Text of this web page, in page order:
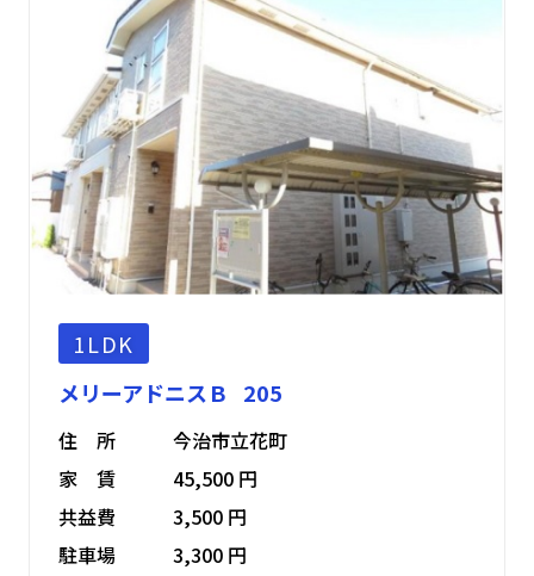
1LDK
メリーアドニスＢ 205
住 所
今治市立花町
家 賃
45,500 円
共益費
3,500 円
駐車場
3,300 円